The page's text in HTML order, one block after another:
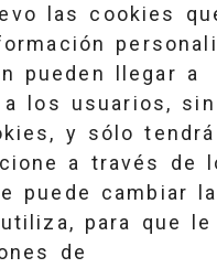
las cookies
pueden llegar a
los usuarios, sin
y sólo tendrá
a través de
puede cambiar la
para que le
de